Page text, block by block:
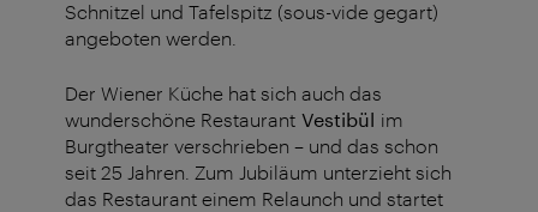
Schnitzel und Tafelspitz (sous-vide gegart)
angeboten werden.
Der Wiener Küche hat sich auch das
wunderschöne Restaurant Vestibül im
Burgtheater verschrieben – und das schon
seit 25 Jahren. Zum Jubiläum unterzieht sich
das Restaurant einem Relaunch und startet